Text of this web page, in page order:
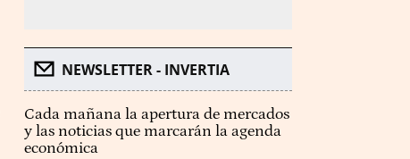
NEWSLETTER - INVERTIA
Cada mañana la apertura de mercados
y las noticias que marcarán la agenda
económica